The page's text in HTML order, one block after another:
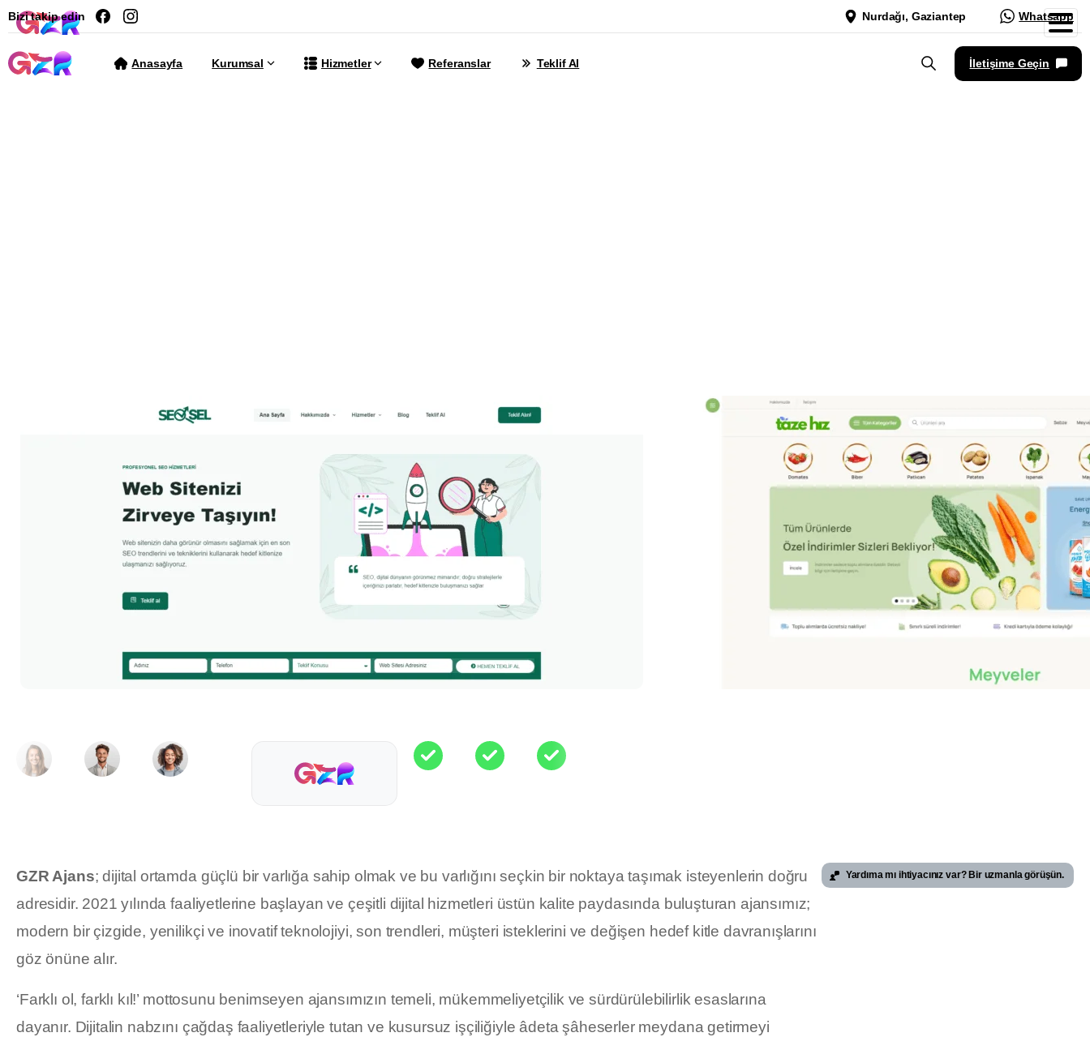
Bizi takip edin Nurdağı, Gaziantep Whatsapp
Anasayfa Kurumsal Hizmetler Referanslar Teklif Al İletişime Geçin
GZR Ajans; dijital ortamda güçlü bir varlığa sahip olmak ve bu varlığını seçkin bir noktaya taşımak isteyenlerin doğru
adresidir. 2021 yılında faaliyetlerine başlayan ve çeşitli dijital hizmetleri üstün kalite paydasında buluşturan ajansımız;
modern bir çizgide, yenilikçi ve inovatif teknolojiyi, son trendleri, müşteri isteklerini ve değişen hedef kitle davranışlarını
göz önüne alır.
‘Farklı ol, farklı kıl!’ mottosunu benimseyen ajansımızın temeli, mükemmeliyetçilik ve sürdürülebilirlik esaslarına
dayanır. Dijitalin nabzını çağdaş faaliyetleriyle tutan ve kusursuz işçiliğiyle âdeta şâheserler meydana getirmeyi
Yardıma mı ihtiyacınız var? Bir uzmanla görüşün.